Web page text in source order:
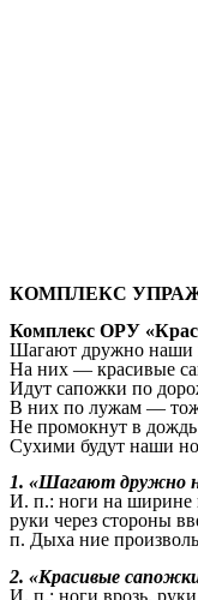
КОМПЛЕКС
Комплекс ОРУ
Шагают дружно наши
На них — красивые
Идут сапожки по
В них по лужам —
Не промокнут в
Сухими будут наши
1. «Шагают дружно
И. п.: ноги на ширине
руки через стороны
п. Дыха ние
2. «Красивые
И. п.: ноги врозь,